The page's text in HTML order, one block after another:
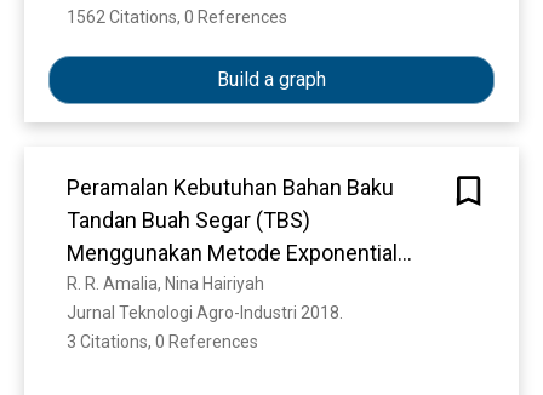
1562 Citations, 0 References
Build a graph
Peramalan Kebutuhan Bahan Baku
Tandan Buah Segar (TBS)
Menggunakan Metode Exponential
Smoothing dan Linier Regresion di PT.
Pola Kahuripan Intisawit
R. R. Amalia, Nina Hairiyah
Jurnal Teknologi Agro-Industri 2018.
3 Citations, 0 References